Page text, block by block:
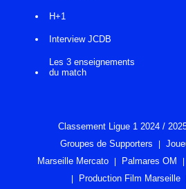
H+1
Interview JCDB
Les 3 enseignements
du match
Classement Ligue 1 2024 /
Groupes de Supporters
Marseille Mercato
Palmares OM
Production Film Marseille